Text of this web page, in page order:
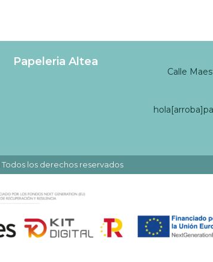
Papeleria Altea
Calle
Todos los derechos reservados